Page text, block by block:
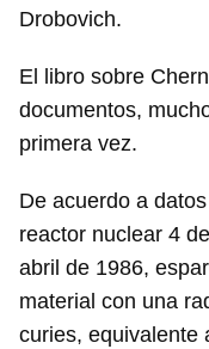
Drobovich.
El libro sobre
documentos,
primera vez.
De acuerdo a
reactor nuclear 4
abril de 1986,
material con una
curies, equivalente